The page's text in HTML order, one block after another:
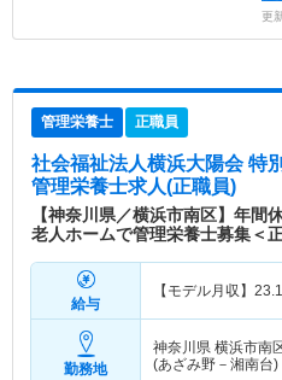
更
管理栄養士 正職員
社会福祉法人横浜大陽会 特
管理栄養士求人(正職員)
【神奈川県／横浜市南区】年間
老人ホームで管理栄養士募集＜
給与
【モデル月収】 23.1
勤務地
神奈川県 横浜市南
(あざみ野－湘南台